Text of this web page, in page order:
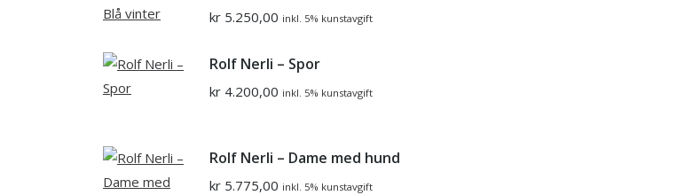
kr 5.250,00 inkl. 5% kunstavgift
Rolf Nerli – Spor
kr 4.200,00 inkl. 5% kunstavgift
Rolf Nerli – Dame med hund
kr 5.775,00 inkl. 5% kunstavgift